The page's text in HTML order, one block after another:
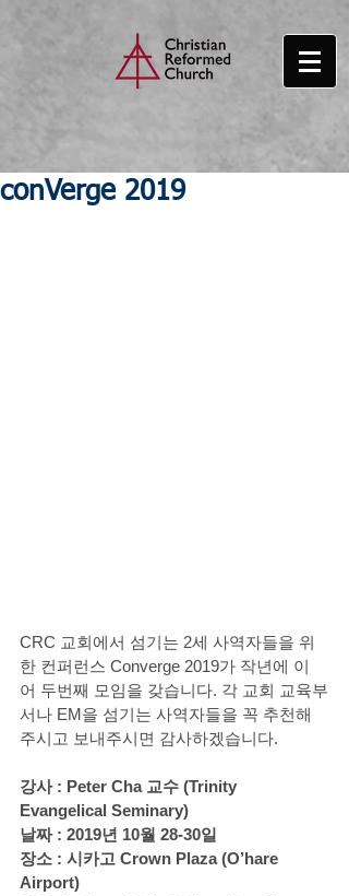
conVerge 2019
CRC 교회에서 섬기는 2세 사역자들을 위
한 컨퍼런스 Converge 2019가 작년에 이
어 두번째 모임을 갖습니다. 각 교회 교육부
서나 EM을 섬기는 사역자들을 꼭 추천해
주시고 보내주시면 감사하겠습니다.
강사 : Peter Cha 교수 (Trinity
Evangelical Seminary)
날짜 : 2019년 10월 28-30일
장소 : 시카고 Crown Plaza (O’hare
Airport)